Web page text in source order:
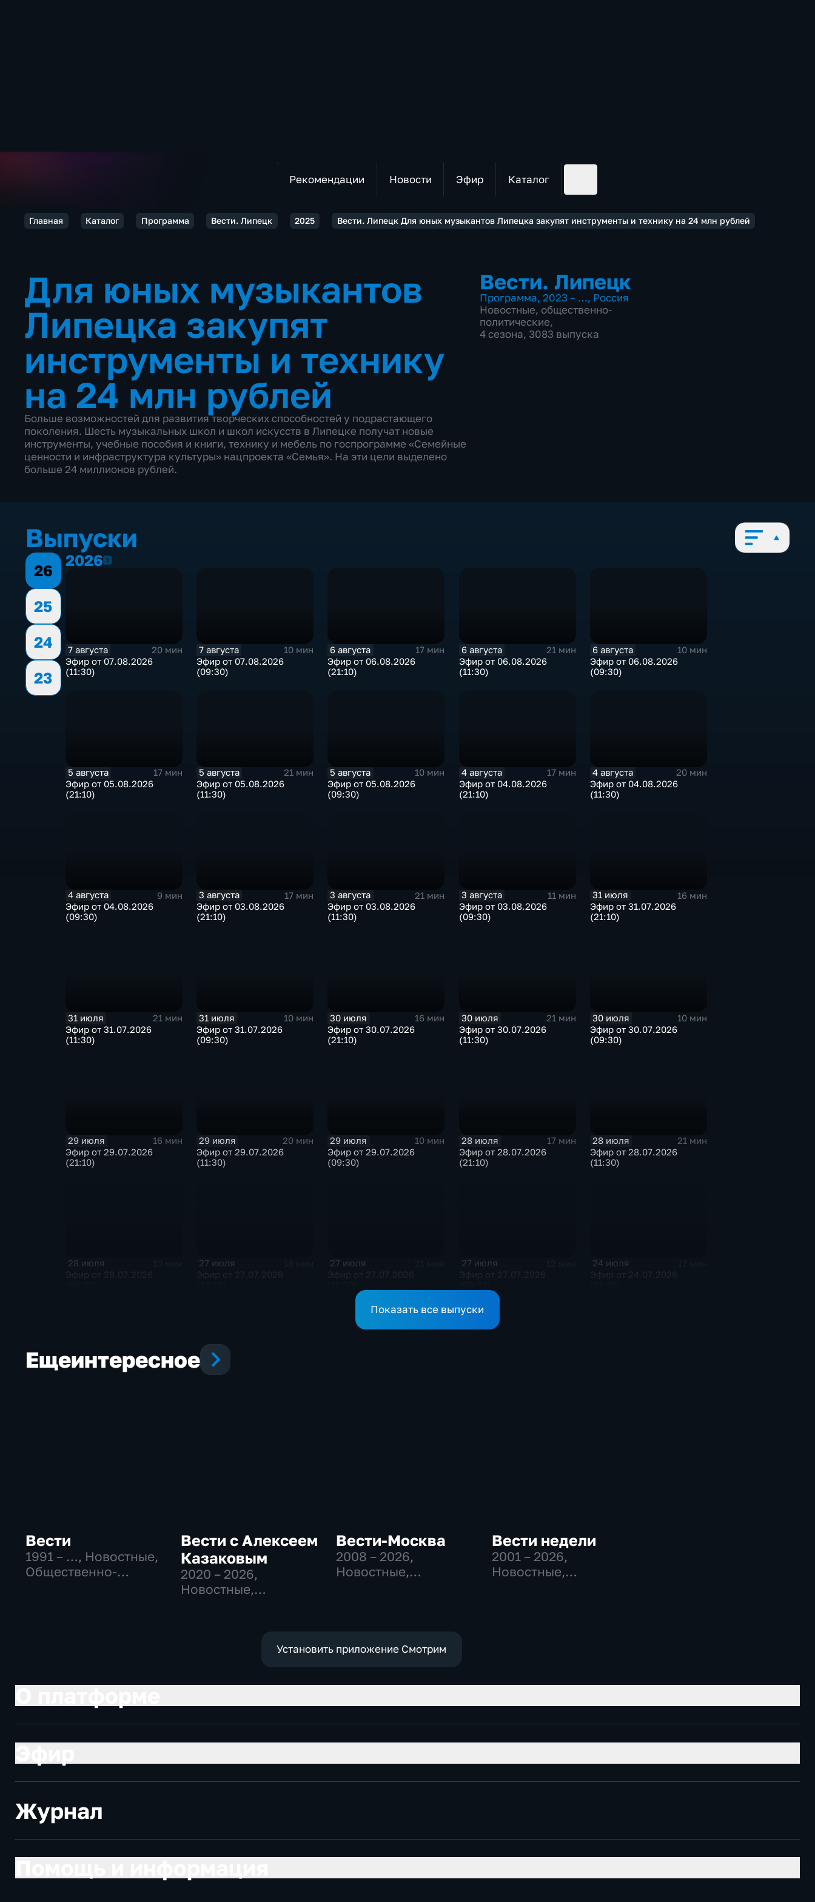
Рекомендации Новости Эфир Каталог
Главная Каталог Программа Вести. Липецк 2025 Вести. Липецк Для юных музыкантов Липецка закупят инструменты и технику на 24 млн рублей
Для юных музыкантов
Липецка закупят
инструменты и технику
на 24 млн рублей
Больше возможностей для развития творческих способностей у подрастающего
поколения. Шесть музыкальных школ и школ искусств в Липецке получат новые
инструменты, учебные пособия и книги, технику и мебель по госпрограмме «Семейные
ценности и инфраструктура культуры» нацпроекта «Семья». На эти цели выделено
больше 24 миллионов рублей.
Вести. Липецк
Программа, 2023 – …, Россия
Новостные, общественно-
политические,
4 сезона, 3083 выпуска
Выпуски
26
25
24
23
20262026
7 августа
20 мин
Эфир от 07.08.2026
(11:30)
7 августа
10 мин
Эфир от 07.08.2026
(09:30)
6 августа
17 мин
Эфир от 06.08.2026
(21:10)
6 августа
21 мин
Эфир от 06.08.2026
(11:30)
6 августа
10 мин
Эфир от 06.08.2026
(09:30)
5 августа
17 мин
Эфир от 05.08.2026
(21:10)
5 августа
21 мин
Эфир от 05.08.2026
(11:30)
5 августа
10 мин
Эфир от 05.08.2026
(09:30)
4 августа
17 мин
Эфир от 04.08.2026
(21:10)
4 августа
20 мин
Эфир от 04.08.2026
(11:30)
4 августа
9 мин
Эфир от 04.08.2026
(09:30)
3 августа
17 мин
Эфир от 03.08.2026
(21:10)
3 августа
21 мин
Эфир от 03.08.2026
(11:30)
3 августа
11 мин
Эфир от 03.08.2026
(09:30)
31 июля
16 мин
Эфир от 31.07.2026
(21:10)
31 июля
21 мин
Эфир от 31.07.2026
(11:30)
31 июля
10 мин
Эфир от 31.07.2026
(09:30)
30 июля
16 мин
Эфир от 30.07.2026
(21:10)
30 июля
21 мин
Эфир от 30.07.2026
(11:30)
30 июля
10 мин
Эфир от 30.07.2026
(09:30)
29 июля
16 мин
Эфир от 29.07.2026
(21:10)
29 июля
20 мин
Эфир от 29.07.2026
(11:30)
29 июля
10 мин
Эфир от 29.07.2026
(09:30)
28 июля
17 мин
Эфир от 28.07.2026
(21:10)
28 июля
21 мин
Эфир от 28.07.2026
(11:30)
28 июля 27 июля 27 июля 27 июля 24 июля
Показать все выпуски
Ещеинтересное
Вести
1991 – …, Новостные,
Общественно-
Вести с Алексеем
Казаковым
2020 – 2026,
Новостные,
Вести-Москва
2008 – 2026,
Новостные,
Вести недели
2001 – 2026,
Новостные,
Установить приложение Смотрим
Журнал